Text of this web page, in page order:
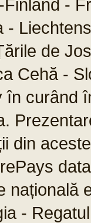
Finland -
-
de
Cehă -
în curând
din
națională
-